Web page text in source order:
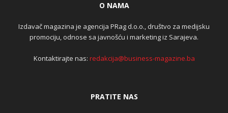
O NAMA
Izdavač magazina je agencija PRag d.o.o., društvo za medijsku
promociju, odnose sa javnošću i marketing iz Sarajeva.
Kontaktirajte nas: redakcija@business-magazine.ba
PRATITE NAS